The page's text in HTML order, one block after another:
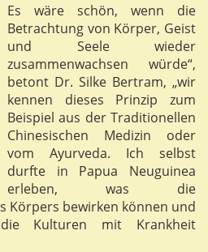
Es wäre schön, wenn die
Betrachtung von Körper, Geist
und Seele wieder
zusammenwachsen würde“,
betont Dr. Silke Bertram, „wir
kennen dieses Prinzip zum
Beispiel aus der Traditionellen
Chinesischen Medizin oder
vom Ayurveda. Ich selbst
durfte in Papua Neuguinea
erleben, was die
Körpers bewirken können und
Kulturen mit Krankheit